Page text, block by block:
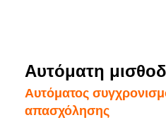
Αυτόματη
Αυτόματος
απασχόλησης